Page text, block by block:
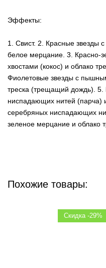
Эффекты:
1. Свист. 2. Красные звезды
белое мерцание. 3. Красно-
хвостами (кокос) и облако
Фиолетовые звезды с
треска (трещащий дождь).
ниспадающих нитей (парча)
серебряных ниспадающих
зеленое мерцание и облако
Похожие товары:
Скидка -29%